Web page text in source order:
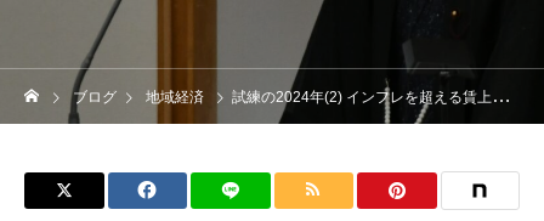
ブログ 地域経済 試練の2024年(2) インフレを超える賃上げを